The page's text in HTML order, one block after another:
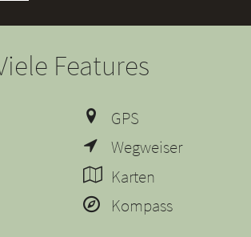
Features
GPS
Wegweiser
Karten
Kompass